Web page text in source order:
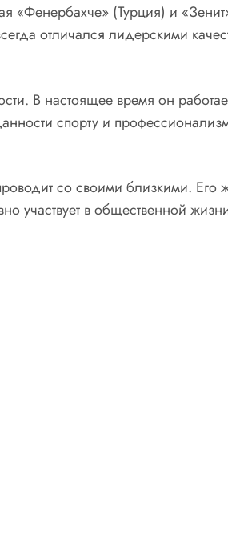
«Фенербахче» (Турция) и
отличался лидерскими
В настоящее время он
спорту и
со своими близкими.
участвует в общественной